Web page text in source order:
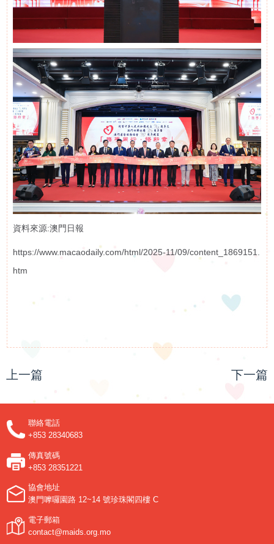
資料來源:澳門日報
https://www.macaodaily.com/html/2025-11/09/content_1869151.
htm
上一篇 下一篇
聯絡電話
+853 28340683
傳真號碼
+853 28351221
協會地址
澳門嚤囉園路 12~14 號珍珠閣四樓 C
電子郵箱
contact@maids.org.mo